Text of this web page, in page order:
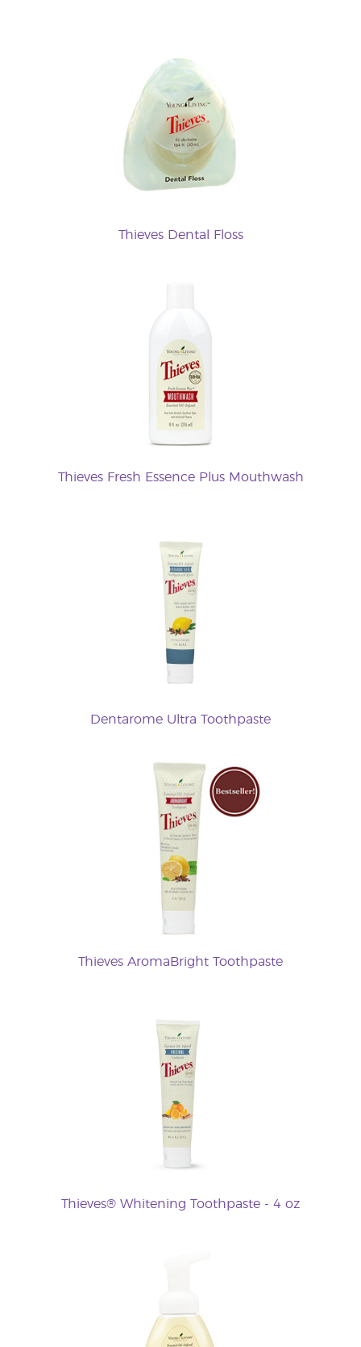
Thieves Dental Floss
Thieves Fresh Essence Plus Mouthwash
Dentarome Ultra Toothpaste
Thieves AromaBright Toothpaste
Thieves® Whitening Toothpaste - 4 oz